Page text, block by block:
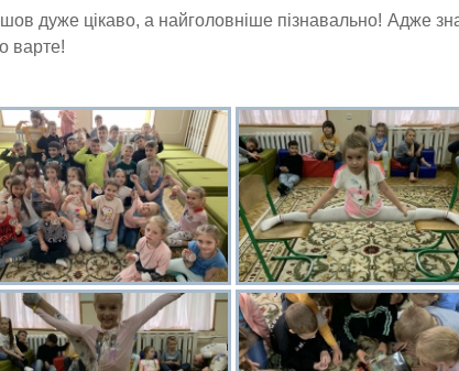
дуже цікаво, а найголовніше пізнавально! Адже
варте!